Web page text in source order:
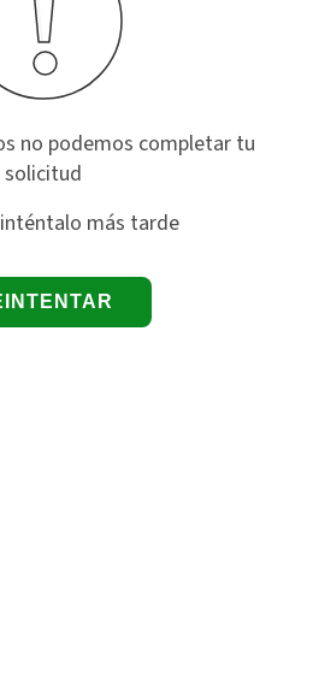
no podemos completar tu
solicitud
más tarde